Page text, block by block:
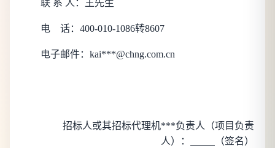
联 系 人： 王先生
电 话： 400-010-1086转8607
电子邮件： kai***@chng.com.cn
招标人或其招标代理机***负责人（项目负责
人）：
（签名）